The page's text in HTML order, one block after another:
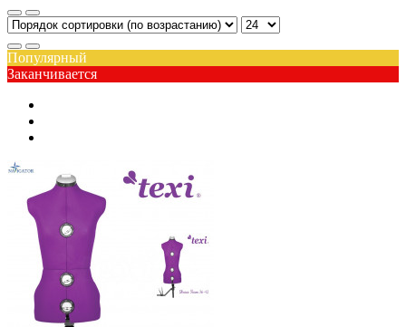
Популярный
Заканчивается